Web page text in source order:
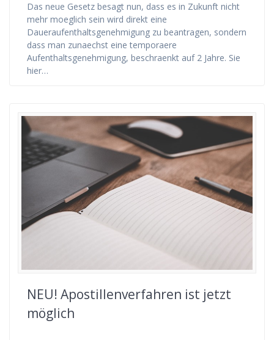
Das neue Gesetz besagt nun, dass es in Zukunft nicht
mehr moeglich sein wird direkt eine
Daueraufenthaltsgenehmigung zu beantragen, sondern
dass man zunaechst eine temporaere
Aufenthaltsgenehmigung, beschraenkt auf 2 Jahre. Sie
hier…
NEU! Apostillenverfahren ist jetzt
möglich